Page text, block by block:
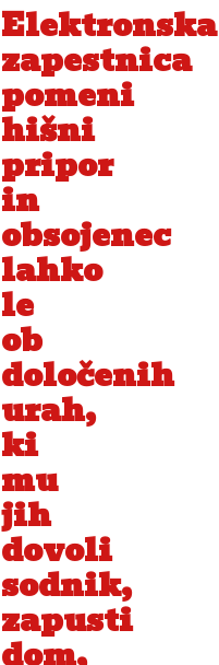
Elektronska
zapestnica
pomeni
hišni
pripor
in
obsojenec
lahko
le
ob
določenih
urah,
ki
mu
jih
dovoli
sodnik,
zapusti